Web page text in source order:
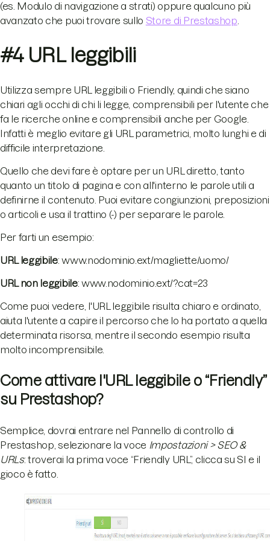
(es. Modulo di navigazione a strati) oppure qualcuno più
avanzato che puoi trovare sullo Store di Prestashop
#4 URL leggibili
Utilizza sempre URL leggibili o Friendly, quindi che siano
chiari agli occhi di chi li legge, comprensibili per l'utente che
fa le ricerche online e comprensibili anche per Google.
Infatti è meglio evitare gli URL parametrici, molto lunghi e di
difficile interpretazione.
Quello che devi fare è optare per un URL diretto, tanto
quanto un titolo di pagina e con all'interno le parole utili a
definirne il contenuto. Puoi evitare congiunzioni, preposizioni
o articoli e usa il trattino (-) per separare le parole.
Per farti un esempio:
URL leggibile: www.nodominio.ext/magliette/uomo/
URL non leggibile: www.nodominio.ext/?cat=23
Come puoi vedere, l'URL leggibile risulta chiaro e ordinato,
aiuta l'utente a capire il percorso che lo ha portato a quella
determinata risorsa, mentre il secondo esempio risulta
molto incomprensibile.
Come attivare l'URL leggibile o “Friendly”
su Prestashop?
Semplice, dovrai entrare nel Pannello di controllo di
Prestashop, selezionare la voce Impostazioni > SEO &
URLs: troverai la prima voce “Friendly URL”, clicca su SI e il
gioco è fatto.